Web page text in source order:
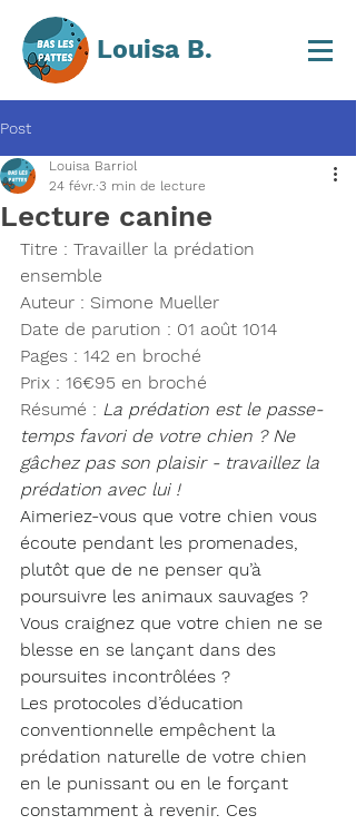
Louisa B.
Post
Lecture canine
Louisa Barriol
24 févr. 3 min de lecture
Titre : Travailler la prédation
ensemble
Auteur : Simone Mueller
Date de parution : 01 août 1014
Pages : 142 en broché
Prix : 16€95 en broché
Résumé : La prédation est le passe-
temps favori de votre chien ? Ne
gâchez pas son plaisir - travaillez la
prédation avec lui !
Aimeriez-vous que votre chien vous
écoute pendant les promenades,
plutôt que de ne penser qu’à
poursuivre les animaux sauvages ?
Vous craignez que votre chien ne se
blesse en se lançant dans des
poursuites incontrôlées ?
Les protocoles d’éducation
conventionnelle empêchent la
prédation naturelle de votre chien
en le punissant ou en le forçant
constamment à revenir. Ces